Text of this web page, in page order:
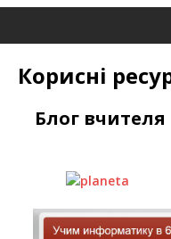
Корисні
Блог